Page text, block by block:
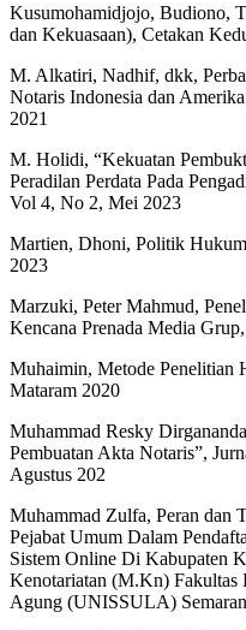
Kusumohamidjojo, Budiono,
dan Kekuasaan), Cetakan
M. Alkatiri, Nadhif, dkk,
Notaris Indonesia dan
2021
M. Holidi, “Kekuatan
Peradilan Perdata Pada
Vol 4, No 2, Mei 2023
Martien, Dhoni, Politik
2023
Marzuki, Peter Mahmud,
Kencana Prenada Media
Muhaimin, Metode Penelitian
Mataram 2020
Muhammad Resky
Pembuatan Akta Notaris”,
Agustus 202
Muhammad Zulfa, Peran dan
Pejabat Umum Dalam
Sistem Online Di Kabupaten
Kenotariatan (M.Kn) Fakultas
Agung (UNISSULA)